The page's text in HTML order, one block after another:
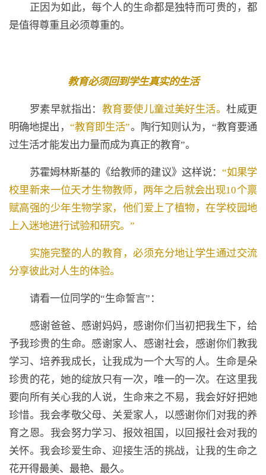
正因为如此，每个人的生命都是独特而可贵的，都
是值得尊重且必须尊重的。
教育必须回到学生真实的生活
罗素早就指出： 教育要使儿童过美好生活。杜威更
明确地提出， “教育即生活”。陶行知则认为，“教育要通
过生活才能发出力量而成为真正的教育”。
苏霍姆林斯基的《给教师的建议》这样说： “如果学
校里新来一位天才生物教师，两年之后就会出现10个禀
赋高强的少年生物学家，他们爱上了植物，在学校园地
上入迷地进行试验和研究。”
实施完整的人的教育，必须充分地让学生通过交流
分享彼此对人生的体验。
请看一位同学的“生命誓言”：
感谢爸爸、感谢妈妈，感谢你们当初把我生下，给
予我珍贵的生命。感谢家人、感谢社会，感谢你们教我
学习、培养我成长，让我成为一个大写的人。生命是朵
珍贵的花，她的绽放只有一次，唯一的一次。在这里我
要向所有关心我的人说，生命来之不易，我会好好把她
珍惜。我会孝敬父母、关爱家人，以感谢你们对我的养
育之恩。我会努力学习、报效祖国，以回报社会对我的
关怀。我会珍爱生命、迎接生活的挑战，让我的生命之
花开得最美、最艳、最久。